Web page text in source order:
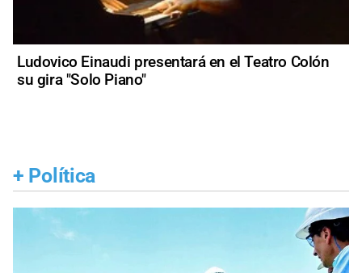
Ludovico Einaudi presentará en el Teatro Colón
su gira "Solo Piano"
+ Política